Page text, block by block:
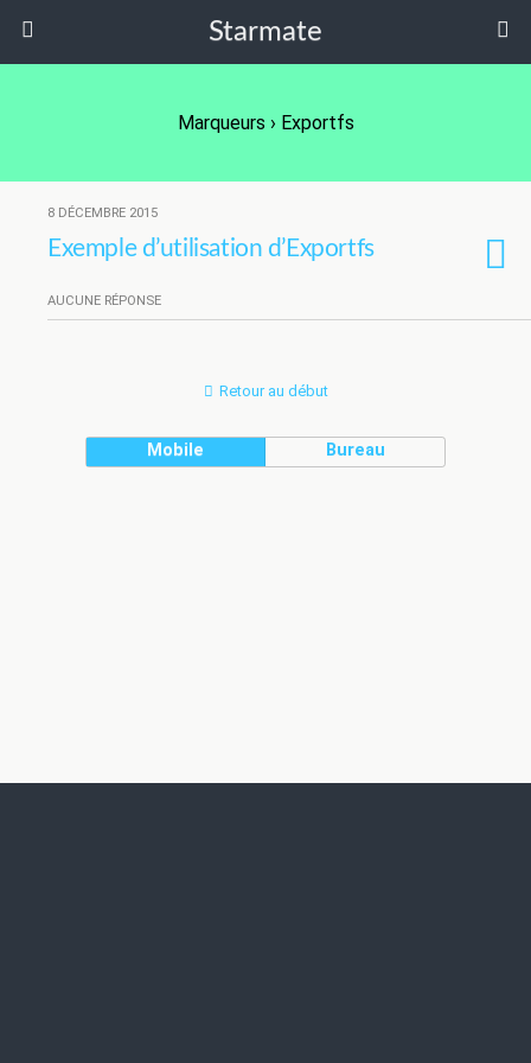
Starmate
Marqueurs › Exportfs
8 DÉCEMBRE 2015
Exemple d’utilisation d’Exportfs
AUCUNE RÉPONSE
Retour au début
Mobile Bureau